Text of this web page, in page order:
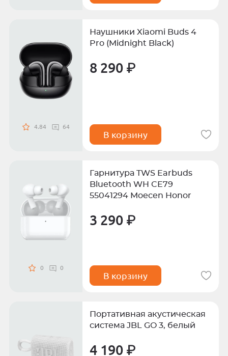
4.84 64
Наушники Xiaomi Buds 4
Pro (Midnight Black)
8 290 ₽
В корзину
0 0
Гарнитура TWS Earbuds
Bluetooth WH CE79
55041294 Moecen Honor
3 290 ₽
В корзину
Портативная акустическая
система JBL GO 3, белый
4 190 ₽